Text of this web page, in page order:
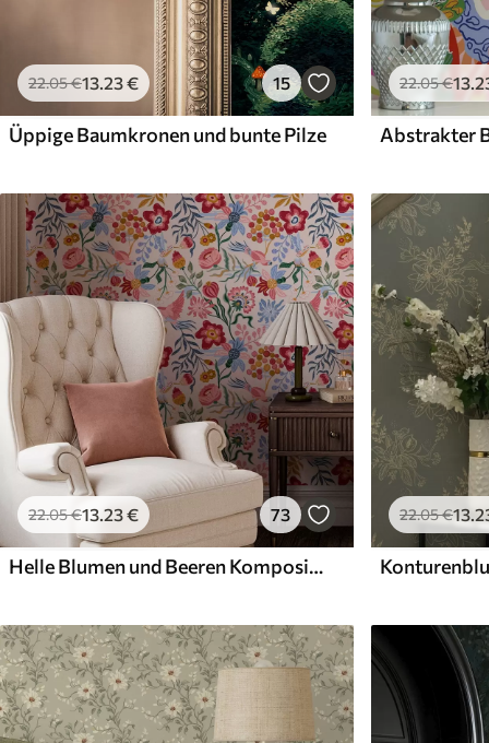
22.05€13.23€ 15
Üppige Baumkronen und bunte Pilze
22.05€13
22.05€13.23€ 73
Helle Blumen und Beeren Komposition mit Papageien
22.05€13